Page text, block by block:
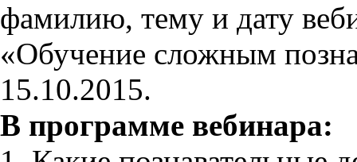
фамилию, тему и дату
«Обучение сложным
15.10.2015.
В программе вебинара: